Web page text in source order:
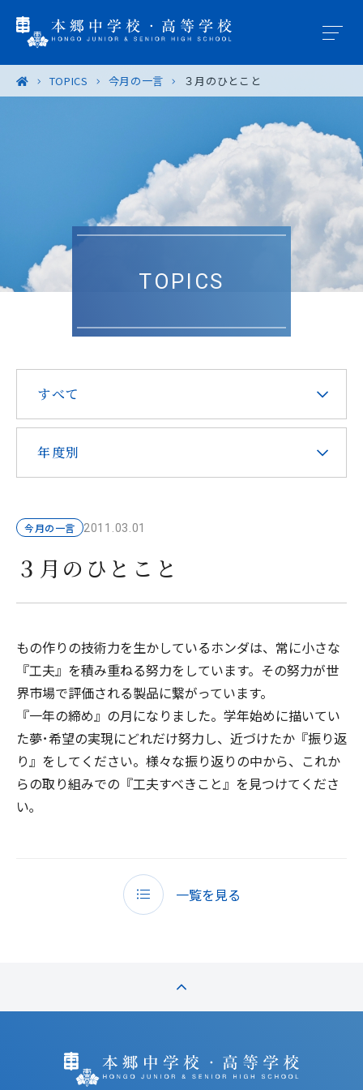
学園概要
入試案内
進路・進学
卒業生の皆様へ
在校生・保護者の皆様へ
お問い合わせ
リンク
このサイトについて
TOPICS 今月の一言 ３月のひとこと
TOPICS
すべて
年度別
今月の一言 2011.03.01
３月のひとこと
もの作りの技術力を生かしているホンダは、常に小さな
『工夫』を積み重ねる努力をしています。その努力が世
界市場で評価される製品に繋がっています。
『一年の締め』の月になりました。学年始めに描いてい
た夢･希望の実現にどれだけ努力し、近づけたか『振り返
り』をしてください。様々な振り返りの中から、これか
らの取り組みでの『工夫すべきこと』を見つけてくださ
い｡
一覧を見る